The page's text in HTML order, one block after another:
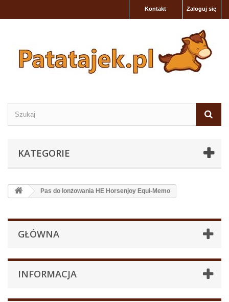
Zaloguj się
Kontakt
KATEGORIE
Pas do lonżowania HE Horsenjoy Equi-Memo
GŁÓWNA
INFORMACJA